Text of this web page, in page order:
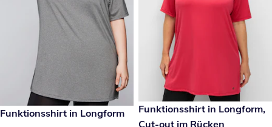
25,99 €
Funktionsshirt in Longform reduzierter Preis 14,99 €,
-62 %
Funktionsshirt in Longform,
Cut-out im Rücken